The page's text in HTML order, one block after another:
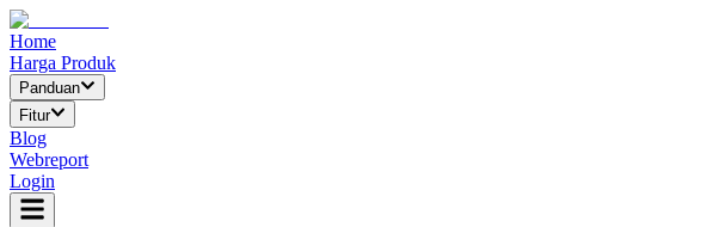
Home
Harga Produk
Panduan
Fitur
Blog
Webreport
Login